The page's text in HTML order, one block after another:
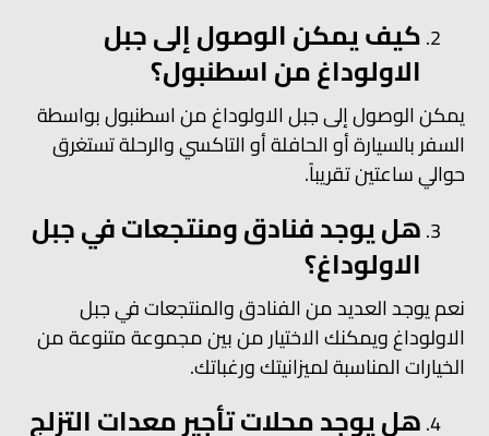
كيف يمكن الوصول إلى جبل
الاولوداغ من اسطنبول؟
يمكن الوصول إلى جبل الاولوداغ من اسطنبول بواسطة
السفر بالسيارة أو الحافلة أو التاكسي والرحلة تستغرق
حوالي ساعتين تقريباً.
هل يوجد فنادق ومنتجعات في جبل
الاولوداغ؟
نعم يوجد العديد من الفنادق والمنتجعات في جبل
الاولوداغ ويمكنك الاختيار من بين مجموعة متنوعة من
الخيارات المناسبة لميزانيتك ورغباتك.
هل يوجد محلات تأجير معدات التزلج